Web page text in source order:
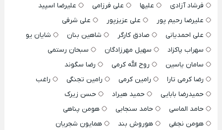
فرشاد آزادی
علیها علی فرزامی
علیرضا اسپید
علیرضا رحیم پور
علی عزیزپور
علی شرفی
علی احمدیانی
صادق کارگر شاهین بنان
شایان یو
سهراب پاکزاد
سهیل مهرزادگان
سبحان رستمی
سامان یاسین
روح الله کرمی
رضا سگوند
رضا کرمی تارا
رامین کرمی رامین تجنگی
راغب
حمیدرضا بابایی
حمید هیراد
حسن زیرک
حامد الماسی
حامد سنجابی
هومن پناهی
هومن نجفی
هوروش بند
همایون شجریان